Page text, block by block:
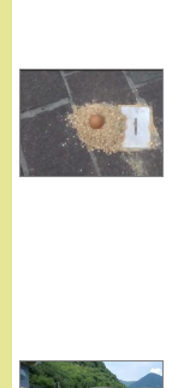
d
i
i